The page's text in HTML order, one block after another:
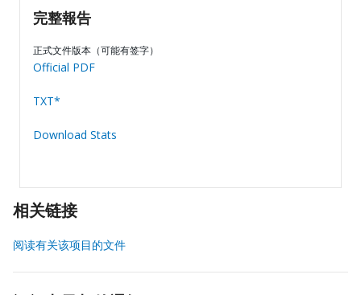
完整報告
正式文件版本（可能有签字）
Official PDF
TXT*
Download Stats
相关链接
阅读有关该项目的文件